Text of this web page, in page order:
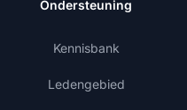
Ondersteuning
Kennisbank
Ledengebied